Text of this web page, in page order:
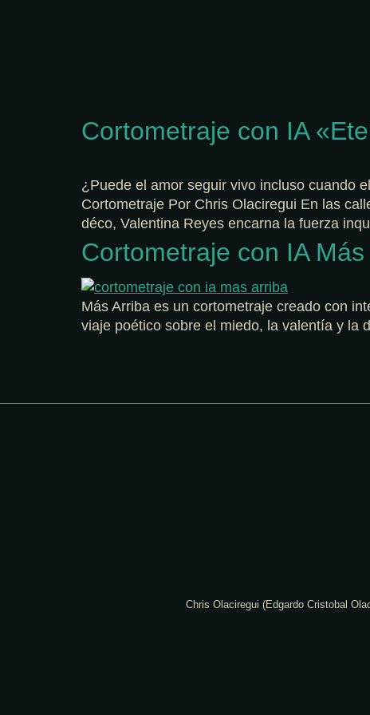
Cortometraje con IA
¿Puede el amor seguir vivo incluso cuando
Cortometraje Por Chris Olaciregui En las
déco, Valentina Reyes encarna la fuerza
Cortometraje con IA
Más Arriba es un cortometraje creado con
viaje poético sobre el miedo, la valentía y la
Chris Olaciregui (Edgardo Cristobal